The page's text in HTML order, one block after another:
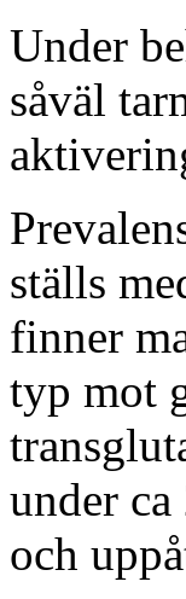
Under
såväl
ställs
finner
typ mot
under
och